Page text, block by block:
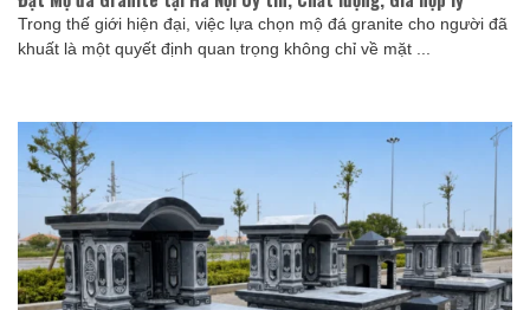
Trong thế giới hiện đại, việc lựa chọn mộ đá granite cho người đã
khuất là một quyết định quan trọng không chỉ về mặt ...